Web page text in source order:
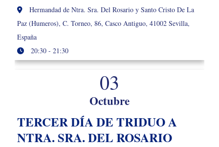
Hermandad de Ntra. Sra. Del Rosario y Santo Cristo De La
Paz (Humeros), C. Torneo, 86, Casco Antiguo, 41002 Sevilla,
España
20:30 - 21:30
03
Octubre
TERCER DÍA DE TRIDUO A
NTRA. SRA. DEL ROSARIO